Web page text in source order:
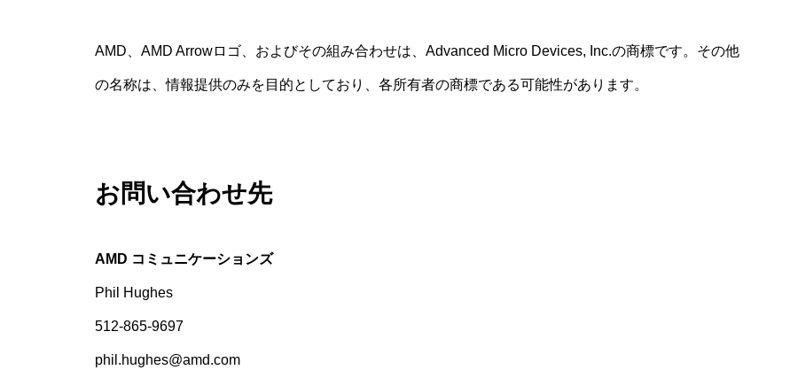
AMD、AMD Arrowロゴ、およびその組み合わせは、Advanced Micro Devices, Inc.の商標です。その他
の名称は、情報提供のみを目的としており、各所有者の商標である可能性があります。
お問い合わせ先
AMD コミュニケーションズ
Phil Hughes
512-865-9697
phil.hughes@amd.com